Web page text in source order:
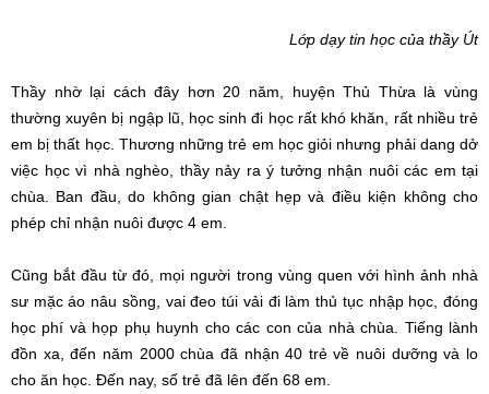
Lớp dạy tin học của thầy Út
Thầy nhờ lại cách đây hơn 20 năm, huyện Thủ Thừa là vùng
thường xuyên bị ngập lũ, học sinh đi học rất khó khăn, rất nhiều trẻ
em bị thất học. Thương những trẻ em học giỏi nhưng phải dang dở
việc học vì nhà nghèo, thầy nảy ra ý tưởng nhận nuôi các em tại
chùa. Ban đầu, do không gian chật hẹp và điều kiện không cho
phép chỉ nhận nuôi được 4 em.
Cũng bắt đầu từ đó, mọi người trong vùng quen với hình ảnh nhà
sư mặc áo nâu sồng, vai đeo túi vải đi làm thủ tục nhập học, đóng
học phí và họp phụ huynh cho các con của nhà chùa. Tiếng lành
đồn xa, đến năm 2000 chùa đã nhận 40 trẻ về nuôi dưỡng và lo
cho ăn học. Đến nay, số trẻ đã lên đến 68 em.